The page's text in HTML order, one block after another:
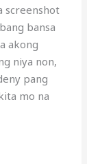
screenshot
bansa
akong
niya non,
pang
mo na